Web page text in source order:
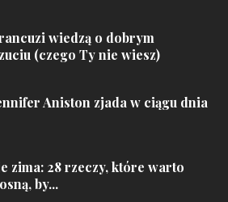
wiedzą o dobrym
(czego Ty nie wiesz)
Aniston zjada w ciągu dnia
zima: 28 rzeczy, które warto
by...